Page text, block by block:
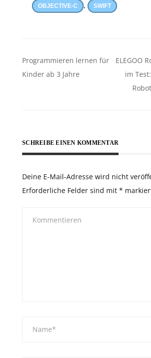
OBJECTIVE-C , SWIFT
Beitragsnavigation
Programmieren lernen für
Kinder ab 3 Jahre
ELEGOO
im
SCHREIBE EINEN KOMMENTAR
Deine E-Mail-Adresse wird nicht
Erforderliche Felder sind mit *